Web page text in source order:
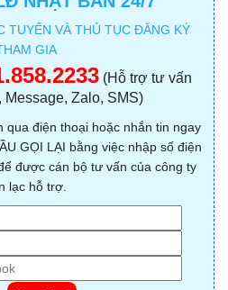
TUYẾN VÀ THỦ TỤC ĐĂNG KÝ
GIA
(Hỗ trợ tư vấn
Message, Zalo, SMS)
qua điện thoại hoặc nhắn tin ngay
GỌI LẠI bằng việc nhập số điện
được cán bộ tư vấn của công ty
lạc hỗ trợ.